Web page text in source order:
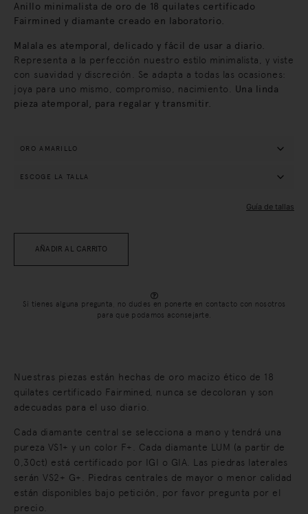
Anillo minimalista de oro de 18 quilates certificado
Fairmined y diamante creado en laboratorio.
Malala es atemporal, delicado y fácil de usar a diario.
Representa a la perfección nuestro estilo minimalista, y viste
con suavidad y discreción. Se adapta a todas las ocasiones:
joya para uno mismo, compromiso, nacimiento. Una linda
pieza atemporal, para regalar y transmitir.
Guía de tallas
AÑADIR AL CARRITO
Si tienes alguna pregunta, no dudes en ponerte en contacto con nosotros
para que podamos aconsejarte.
Nuestras piezas están hechas de oro macizo ético de 18
quilates certificado Fairmined, nunca se decoloran y son
adecuadas para el uso diario.
Cada diamante central se selecciona a mano y tendrá una
pureza VS1+ y un color F+. Cada diamante LUM (a partir de
0,30ct) está certificado por IGI o GIA. Las piedras laterales
serán VS2+ G+. Piedras centrales de mayor o menor calidad
están disponibles bajo petición, por favor pregunta por el
precio.